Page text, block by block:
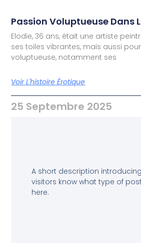
Passion Voluptueuse Dans
Elodie, 36 ans, était une artiste
ses toiles vibrantes, mais aussi
voluptueuse, notamment ses
Voir L'histoire Érotique
25 Septembre 2025
A short description
visitors know what type of
here.